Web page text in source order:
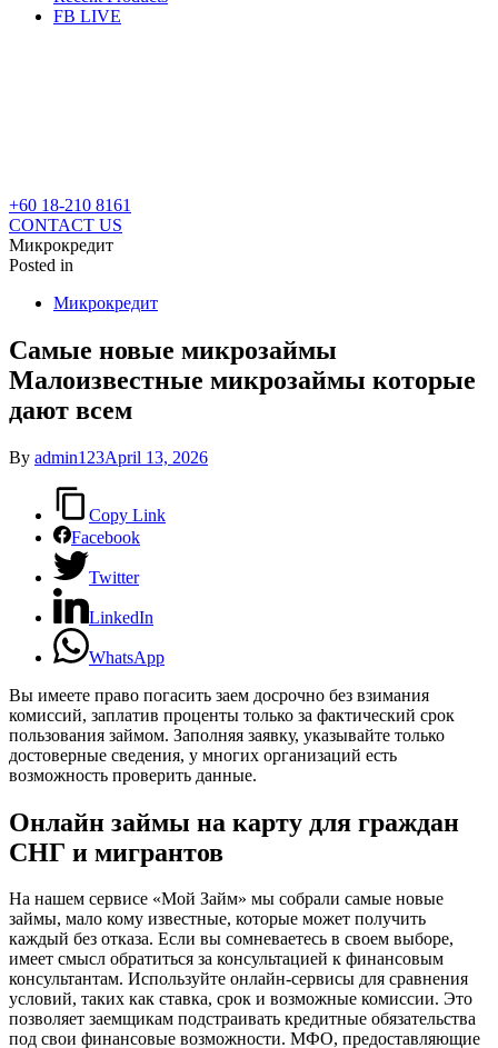
FB LIVE
+60 18-210 8161
CONTACT US
Микрокредит
Posted in
Микрокредит
Самые новые микрозаймы
Малоизвестные микрозаймы которые
дают всем
By admin123April 13, 2026
Copy Link
Facebook
Twitter
LinkedIn
WhatsApp
Вы имеете право погасить заем досрочно без взимания
комиссий, заплатив проценты только за фактический срок
пользования займом. Заполняя заявку, указывайте только
достоверные сведения, у многих организаций есть
возможность проверить данные.
Онлайн займы на карту для граждан
СНГ и мигрантов
На нашем сервисе «Мой Займ» мы собрали самые новые
займы, мало кому известные, которые может получить
каждый без отказа. Если вы сомневаетесь в своем выборе,
имеет смысл обратиться за консультацией к финансовым
консультантам. Используйте онлайн-сервисы для сравнения
условий, таких как ставка, срок и возможные комиссии. Это
позволяет заемщикам подстраивать кредитные обязательства
под свои финансовые возможности. МФО, предоставляющие